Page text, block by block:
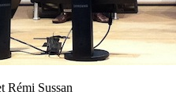
Rémi Sussan